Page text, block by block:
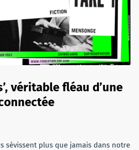
véritable fléau d’une
sévissent plus que jamais dans notre